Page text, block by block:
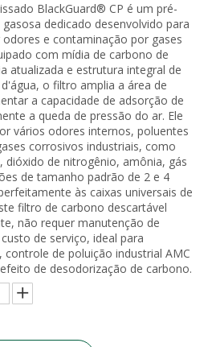
Rolo de mídia de filtro de fibra para filtro plissado com eficiência de malha Merv 13~14 Pré-filtro de ar de malha de nylon Gn
Meio de filtro de ar de fibra sintética lavável Meio de pré-filtro Tecido não tecido fundido por fusão Material de proteção higiênica Polipropileno BFE 99
BlackGuard® CP é um pré-
dedicado desenvolvido para
e contaminação por gases
com mídia de carbono de
atualizada e estrutura integral de
o filtro amplia a área de
a capacidade de adsorção de
a queda de pressão do ar. Ele
vários odores internos, poluentes
corrosivos industriais, como
dióxido de nitrogênio, amônia, gás
de tamanho padrão de 2 e 4
às caixas universais de
filtro de carbono descartável
não requer manutenção de
de serviço, ideal para
de poluição industrial AMC
de desodorização de carbono.